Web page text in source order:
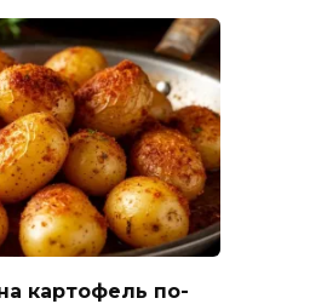
картофель по-